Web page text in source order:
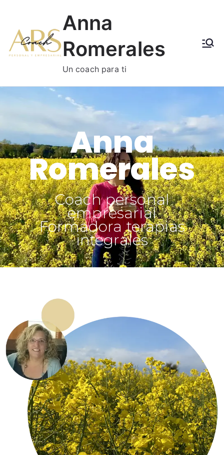
Anna
Romerales
Un coach para ti
Anna
Romerales
Coach personal
empresarial
Formadora terapias
integrales